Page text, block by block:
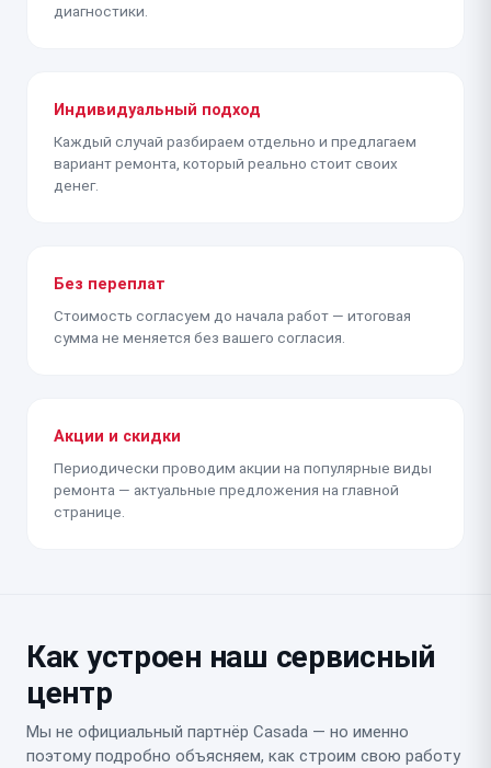
диагностики.
Индивидуальный подход
Каждый случай разбираем отдельно и предлагаем
вариант ремонта, который реально стоит своих
денег.
Без переплат
Стоимость согласуем до начала работ — итоговая
сумма не меняется без вашего согласия.
Акции и скидки
Периодически проводим акции на популярные виды
ремонта — актуальные предложения на главной
странице.
Как устроен наш сервисный
центр
Мы не официальный партнёр Casada — но именно
поэтому подробно объясняем, как строим свою работу